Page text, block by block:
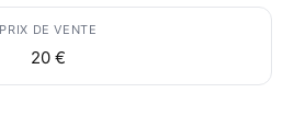
PRIX DE VENTE
20 €